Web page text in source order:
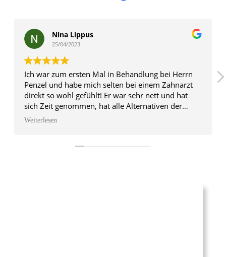
Nina Lippus
25/04/2023
Ich war zum ersten Mal in Behandlung bei Herrn
Penzel und habe mich selten bei einem Zahnarzt
direkt so wohl gefühlt! Er war sehr nett und hat
sich Zeit genommen, hat alle Alternativen der
Behandlungsmethoden genau erläutert und auch
eine absolute Empfehlung!
Weiterlesen